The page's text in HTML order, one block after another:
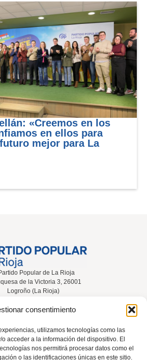
consentimiento
utilizamos tecnologías como las
acceder a la información del dispositivo. El
nos permitirá procesar datos como el
o las identificaciones únicas en este sitio.
«Creemos en los
en ellos para
mejor para La
Popular de La Rioja
de la Victoria 3, 26001
Logroño (La Rioja)
Contacta